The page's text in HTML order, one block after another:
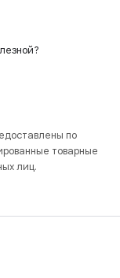
по
товарные
лиц.